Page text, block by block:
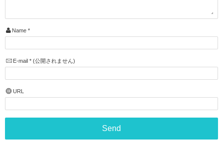
Name *
E-mail *(公開されません)
URL